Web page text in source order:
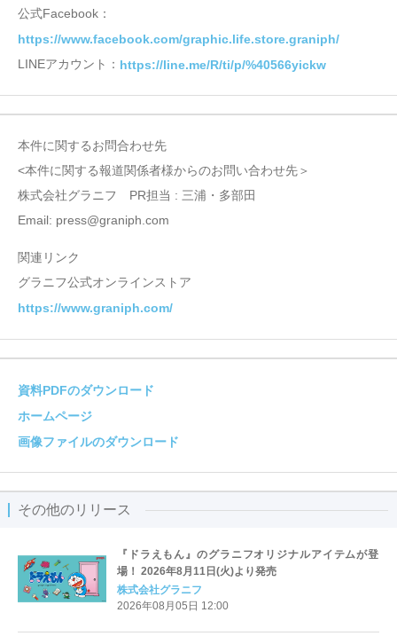
公式Facebook：
https://www.facebook.com/graphic.life.store.graniph/
LINEアカウント： https://line.me/R/ti/p/%40566yickw
本件に関するお問合わせ先
<本件に関する報道関係者様からのお問い合わせ先＞
株式会社グラニフ PR担当 : 三浦・多部田
Email: press@graniph.com
関連リンク
グラニフ公式オンラインストア
https://www.graniph.com/
資料PDFのダウンロード
ホームページ
画像ファイルのダウンロード
その他のリリース
『ドラえもん』のグラニフオリジナルアイテムが登
場！ 2026年8月11日(火)より発売
株式会社グラニフ
2026年08月05日 12:00